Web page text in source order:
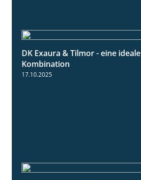
DK Exaura & Tilmor - eine ideale
Kombination
17.10.2025